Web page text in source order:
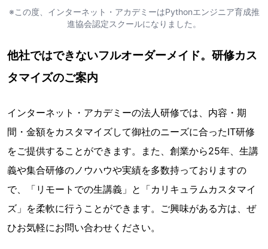
※この度、インターネット・アカデミーはPythonエンジニア育成推
進協会認定スクールになりました。
他社ではできないフルオーダーメイド。研修カス
タマイズのご案内
インターネット・アカデミーの法人研修では、内容・期
間・金額をカスタマイズして御社のニーズに合ったIT研修
をご提供することができます。また、創業から25年、生講
義や集合研修のノウハウや実績を多数持っておりますの
で、「リモートでの生講義」と「カリキュラムカスタマイ
ズ」を柔軟に行うことができます。ご興味がある方は、ぜ
ひお気軽にお問い合わせください。